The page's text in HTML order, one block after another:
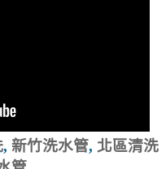
, 新竹洗水管, 北區清洗